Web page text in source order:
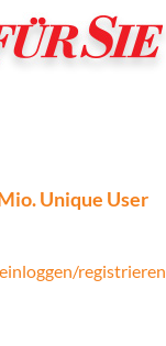
Unique User
registrieren